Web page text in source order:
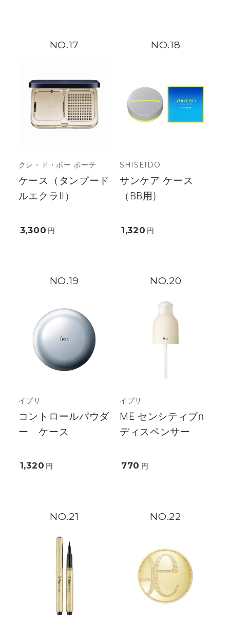
17
クレ・ド・ポー ボーテ
ケース（タンプード
ルエクラII）
3,300 円
18
SHISEIDO
サンケア ケース
（BB用)
1,320 円
19
イプサ
コントロールパウダ
ー ケース
1,320 円
20
イプサ
ME センシティブn
ディスペンサー
770 円
21 22